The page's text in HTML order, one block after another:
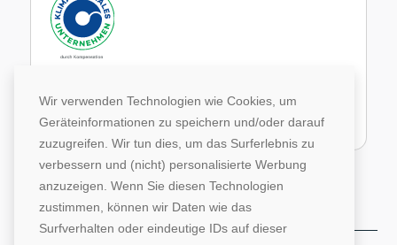
Wir verwenden Technologien wie Cookies, um
Geräteinformationen zu speichern und/oder darauf
zuzugreifen. Wir tun dies, um das Surferlebnis zu
verbessern und (nicht) personalisierte Werbung
anzuzeigen. Wenn Sie diesen Technologien
zustimmen, können wir Daten wie das
Surfverhalten oder eindeutige IDs auf dieser
Emissionen durch weltweite Projekte aus.
Zur Website von Climate Extender: Klimaneutrales Unternehmen